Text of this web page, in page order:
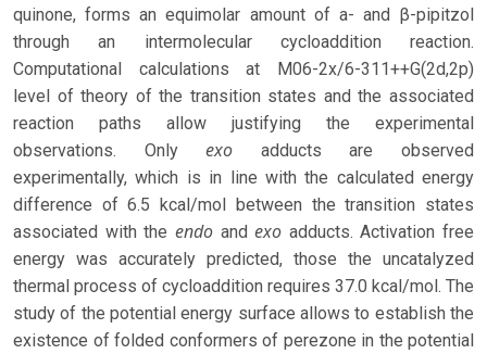
quinone, forms an equimolar amount of a- and β-pipitzol
through an intermolecular cycloaddition reaction.
Computational calculations at M06-2x/6-311++G(2d,2p)
level of theory of the transition states and the associated
reaction paths allow justifying the experimental
observations. Onlyexo adducts are observed
experimentally, which is in line with the calculated energy
difference of 6.5 kcal/mol between the transition states
associated with the endoandexo adducts. Activation free
energy was accurately predicted, those the uncatalyzed
thermal process of cycloaddition requires 37.0 kcal/mol. The
study of the potential energy surface allows to establish the
existence of folded conformers of perezone in the potential